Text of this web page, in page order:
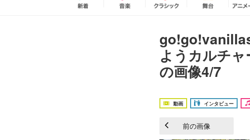
ようカルチ
の画像4/7
動画 インタビュー
前の画像